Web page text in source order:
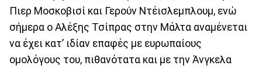
Πιερ Μοσκοβισί και Γερούν Ντέισλεμπλουμ, ενώ
σήμερα ο Αλέξης Τσίπρας στην Μάλτα αναμένεται
να έχει κατ’ ιδίαν επαφές με ευρωπαίους
ομολόγους του, πιθανότατα και με την Άνγκελα